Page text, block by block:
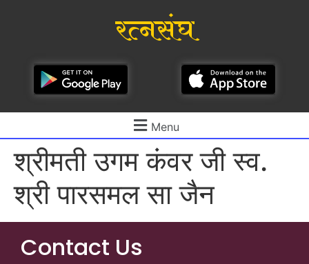
रत्नसंघ
Menu
श्रीमती उगम कंवर जी स्व.
श्री पारसमल सा जैन
Contact Us